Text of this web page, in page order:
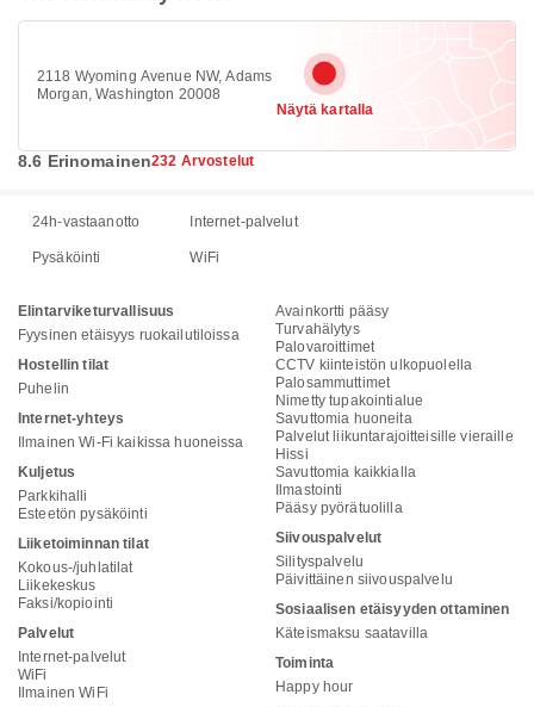
2118 Wyoming Avenue NW, Adams
Morgan, Washington 20008
Näytä kartalla
8.6 Erinomainen232 Arvostelut
24h-vastaanotto Internet-palvelut
Pysäköinti WiFi
Elintarviketurvallisuus
Fyysinen etäisyys ruokailutiloissa
Hostellin tilat
Puhelin
Internet-yhteys
Ilmainen Wi-Fi kaikissa huoneissa
Kuljetus
Parkkihalli
Esteetön pysäköinti
Liiketoiminnan tilat
Kokous-/juhlatilat
Liikekeskus
Faksi/kopiointi
Palvelut
Internet-palvelut
WiFi
Ilmainen WiFi
Avainkortti pääsy
Turvahälytys
Palovaroittimet
CCTV kiinteistön ulkopuolella
Palosammuttimet
Nimetty tupakointialue
Savuttomia huoneita
Palvelut liikuntarajoitteisille vieraille
Hissi
Savuttomia kaikkialla
Ilmastointi
Pääsy pyörätuolilla
Siivouspalvelut
Silityspalvelu
Päivittäinen siivouspalvelu
Sosiaalisen etäisyyden ottaminen
Käteismaksu saatavilla
Toiminta
Happy hour